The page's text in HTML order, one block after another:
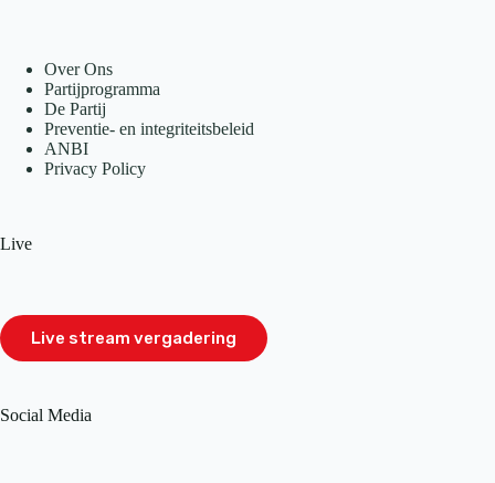
Over Ons
Partijprogramma
De Partij
Preventie- en integriteitsbeleid
ANBI
Privacy Policy
Live
Live stream vergadering
Social Media